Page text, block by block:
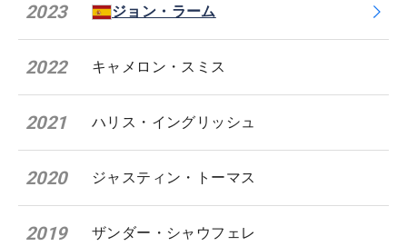
2023 ジョン・ラーム
2022 キャメロン・スミス
2021 ハリス・イングリッシュ
2020 ジャスティン・トーマス
2019 ザンダー・シャウフェレ